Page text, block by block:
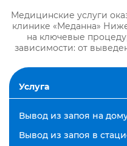
Медицинские услуги
клинике «Меданна»
на ключевые
зависимости: от
Услуга
Вывод из запоя на
Вывод из запоя в